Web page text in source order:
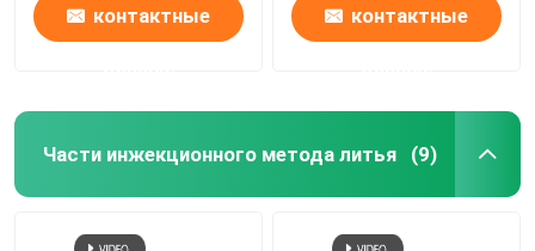
контактные контактные
Части инжекционного метода литья (9)